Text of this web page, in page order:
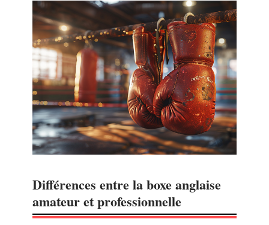
Différences entre la boxe anglaise
amateur et professionnelle